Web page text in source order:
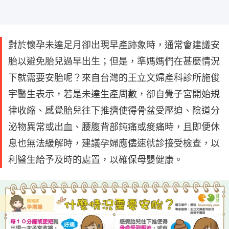
對於懷孕未達足月卻出現早產跡象時，通常會建議安
胎以避免胎兒過早出生；但是，準媽媽們在甚麼情況
下就需要安胎呢？來自台灣的王立文婦產科診所施俊
宇醫生表示，若是未達生產周數，卻自覺子宮開始規
律收縮、感覺胎兒往下推擠使得骨盆受壓迫、陰道分
泌物異常或出血、腰腹背部鈍痛或痠痛時，且即便休
息也無法緩解時，建議孕婦應儘速就診接受檢查，以
利醫生給予及時的處置，以確保母嬰健康。